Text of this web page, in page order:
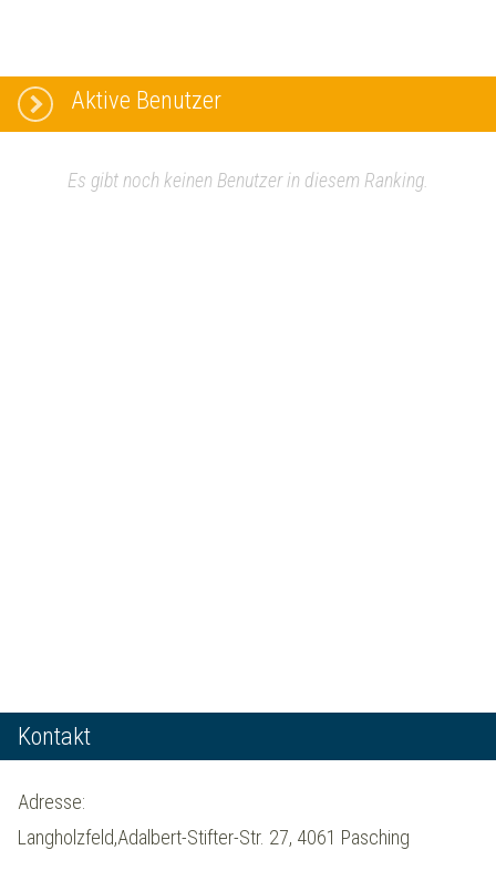
Aktive Benutzer
Es gibt noch keinen Benutzer in diesem Ranking.
Kontakt
Adresse:
Langholzfeld,Adalbert-Stifter-Str. 27, 4061 Pasching